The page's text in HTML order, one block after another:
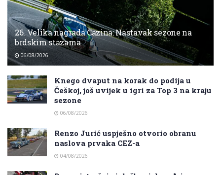
26. Velika nagrada Cazina: Nastavak sezone na
brdskim stazama
06/08/2026
Knego dvaput na korak do podija u
Češkoj, još uvijek u igri za Top 3 na kraju
sezone
06/08/2026
Renzo Jurić uspješno otvorio obranu
naslova prvaka CEZ-a
04/08/2026